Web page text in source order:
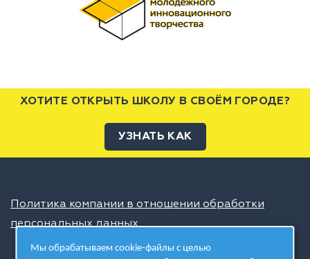
ХОТИТЕ ОТКРЫТЬ ШКОЛУ В СВОЁМ ГОРОДЕ?
УЗНАТЬ КАК
Политика компании в отношении обработки
персональных данных
Мы обрабатываем cookie-файлы с целью